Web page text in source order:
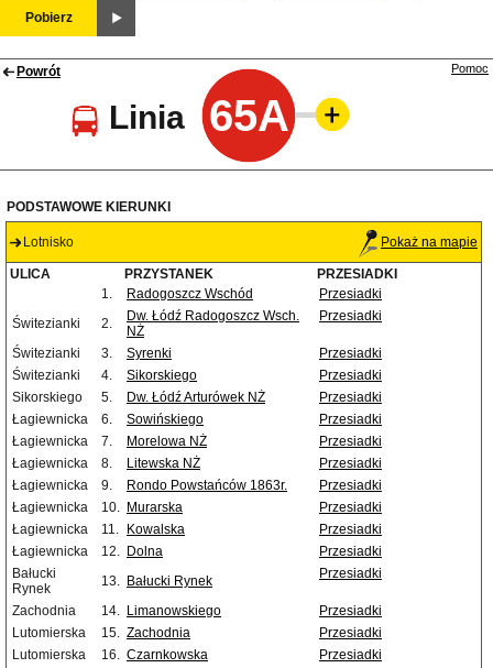
Pobierz
Powrót
Linia 65A
Pomoc
PODSTAWOWE KIERUNKI
Lotnisko Pokaż na mapie
ULICA PRZYSTANEK
PRZESIADKI
1.
Radogoszcz Wschód
Przesiadki
Świtezianki
2.
Dw. Łódź Radogoszcz Wsch.
NŻ
Przesiadki
Świtezianki 3. Syrenki
Przesiadki
Świtezianki
4. Sikorskiego
Przesiadki
Sikorskiego
5. Dw. Łódź Arturówek NŻ
Przesiadki
Łagiewnicka
6. Sowińskiego
Przesiadki
Łagiewnicka
7. Morelowa NŻ
Przesiadki
Łagiewnicka
8. Litewska NŻ
Przesiadki
Łagiewnicka
9. Rondo Powstańców 1863r.
Przesiadki
Łagiewnicka
10. Murarska
Przesiadki
Łagiewnicka
11. Kowalska
Przesiadki
Łagiewnicka
12. Dolna
Przesiadki
Bałucki
Rynek
13. Bałucki Rynek Przesiadki
Zachodnia 14. Limanowskiego
Przesiadki
Lutomierska
15. Zachodnia
Przesiadki
Lutomierska
16. Czarnkowska
Przesiadki